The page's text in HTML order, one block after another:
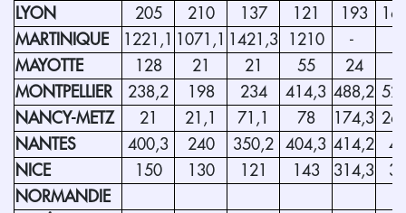
LYON
205 210 137 121 193
MARTINIQUE
1221,1 1071,1 1421,3 1210 -
MAYOTTE
128 21 21 55 24
MONTPELLIER
238,2 198 234 414,3 488,2
NANCY-METZ
21 21,1 71,1 78 174,3
NANTES
400,3 240 350,2 404,3 414,2
NICE
150 130 121 143 314,3
NORMANDIE